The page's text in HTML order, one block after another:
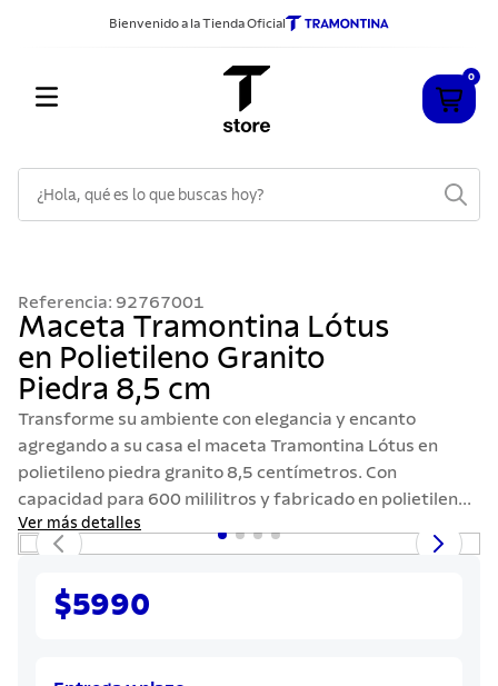
Bienvenido a la Tienda Oficial
0
Referencia: 92767001
Maceta Tramontina Lótus
en Polietileno Granito
Piedra 8,5 cm
Transforme su ambiente con elegancia y encanto
agregando a su casa el maceta Tramontina Lótus en
polietileno piedra granito 8,5 centímetros. Con
capacidad para 600 mililitros y fabricado en polietilen...
Ver más detalles
$5990
2 .
sarten
3.
cubiertos
4.
ollas
acero inoxidable
6.
grano
442
solar
cuchillo